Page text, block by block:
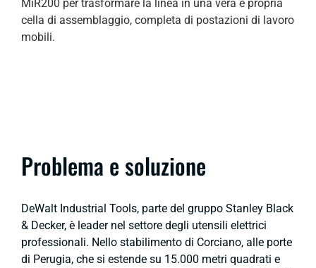
MiR200 per trasformare la linea in una vera e propria
cella di assemblaggio, completa di postazioni di lavoro
mobili.
Problema e soluzione
DeWalt Industrial Tools, parte del gruppo Stanley Black
& Decker, è leader nel settore degli utensili elettrici
professionali. Nello stabilimento di Corciano, alle porte
di Perugia, che si estende su 15.000 metri quadrati e